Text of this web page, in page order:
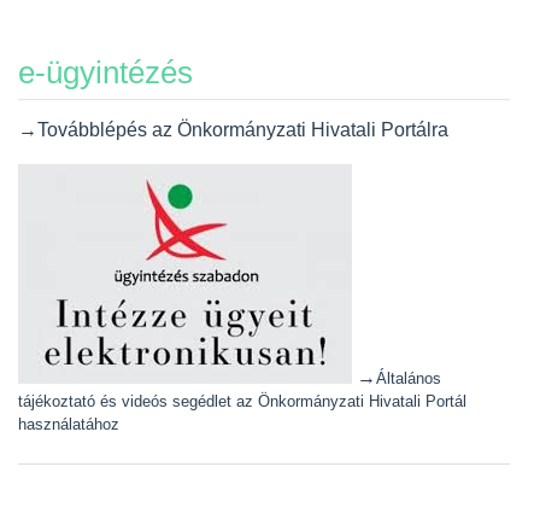
e-ügyintézés
→Továbblépés az Önkormányzati Hivatali Portálra
→ Általános
tájékoztató és videós segédlet az Önkormányzati Hivatali Portál
használatához